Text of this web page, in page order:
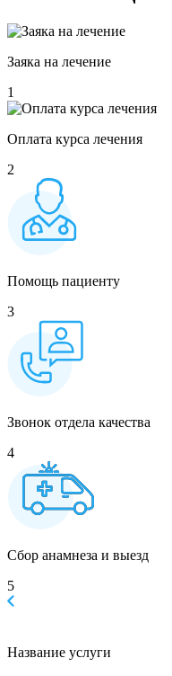
Заяка на лечение
1
Оплата курса лечения
2
Помощь пациенту
3
Звонок отдела качества
4
Сбор анамнеза и выезд
5
Название услуги